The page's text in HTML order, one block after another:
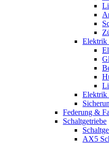
Elektrik
Elektrik
Federung &
Schaltgetriebe
AX5